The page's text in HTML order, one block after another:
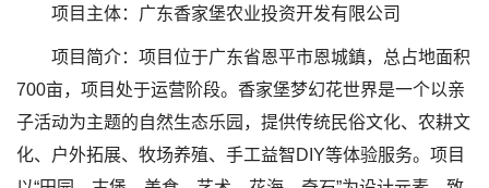
项目主体：广东香家堡农业投资开发有限公司
项目简介：项目位于广东省恩平市恩城鎮，总占地面积
700亩，项目处于运营阶段。香家堡梦幻花世界是一个以亲
子活动为主题的自然生态乐园，提供传统民俗文化、农耕文
化、户外拓展、牧场养殖、手工益智DIY等体验服务。项目